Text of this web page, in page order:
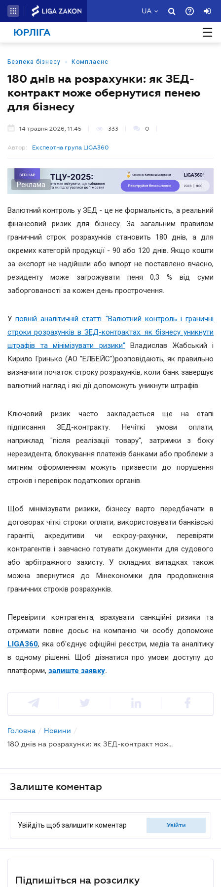
UA
ЮРЛІГА
Безпека бізнесу • Комплаєнс
180 днів на розрахунки: як ЗЕД-
контракт може обернутися пенею
для бізнесу
14 травня 2026, 11:45 333 0
Автор: Експертна група LIGA360
Реклама
Валютний контроль у ЗЕД - це не формальність, а реальний
фінансовий ризик для бізнесу. За загальним правилом
граничний строк розрахунків становить 180 днів, а для
окремих категорій продукції - 90 або 120 днів. Якщо кошти
за експорт не надійшли або імпорт не поставлено вчасно,
резиденту може загрожувати пеня 0,3 % від суми
заборгованості за кожен день прострочення.
Уповній аналітичній статті "Валютний контроль і граничні
строки розрахунків в ЗЕД-контрактах: як бізнесу уникнути
штрафів та мінімізувати ризики" Владислав Жабський і
Кирило Гринько (АО "ЕЛБЕЙС")розповідають, як правильно
визначити початок строку розрахунків, коли банк завершує
валютний нагляд і які дії допоможуть уникнути штрафів.
Ключовий ризик часто закладається ще на етапі
підписання ЗЕД-контракту. Нечіткі умови оплати,
наприклад "після реалізації товару", затримки з боку
нерезидента, блокування платежів банками або проблеми з
митним оформленням можуть призвести до порушення
строків і перевірок податкових органів.
Щоб мінімізувати ризики, бізнесу варто передбачати в
договорах чіткі строки оплати, використовувати банківські
гарантії, акредитиви чи ескроу-рахунки, перевіряти
контрагентів і завчасно готувати документи для судового
або арбітражного захисту. У складних випадках також
можна звернутися до Мінекономіки для продовження
граничних строків розрахунків.
Перевірити контрагента, врахувати санкційні ризики та
отримати повне досьє на компанію чи особу допоможе
LIGA360, яка об'єднує офіційні реєстри, медіа та аналітику
в одному рішенні. Щоб дізнатися про умови доступу до
платформи, залиште заявку.
Головна / Новини /
180 днів на розрахунки: як ЗЕД-контракт може обернутися пенею для бізнесу
Залиште коментар
Увійдіть щоб залишити коментар увійти
Підпишіться на розсилку